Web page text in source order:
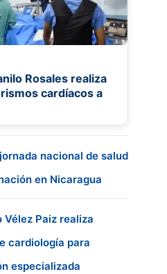
Rosales realiza
cardíacos a
nacional de salud
en Nicaragua
Vélez Paiz realiza
cardiología para
especializada